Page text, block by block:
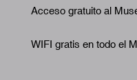
Acceso gratuito al
WIFI gratis en todo el